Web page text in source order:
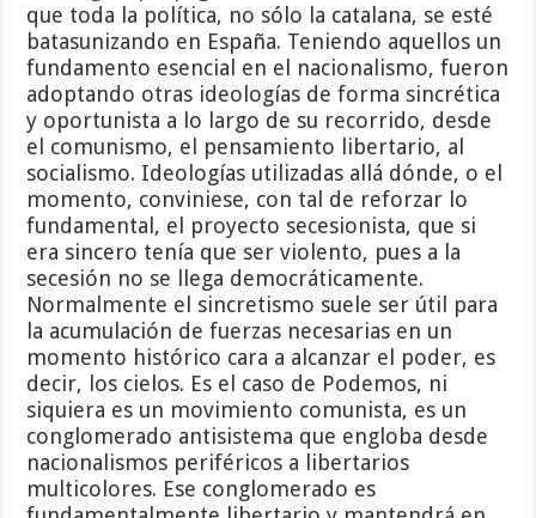
que toda la política, no sólo la catalana, se esté
batasunizando en España. Teniendo aquellos un
fundamento esencial en el nacionalismo, fueron
adoptando otras ideologías de forma sincrética
y oportunista a lo largo de su recorrido, desde
el comunismo, el pensamiento libertario, al
socialismo. Ideologías utilizadas allá dónde, o el
momento, conviniese, con tal de reforzar lo
fundamental, el proyecto secesionista, que si
era sincero tenía que ser violento, pues a la
secesión no se llega democráticamente.
Normalmente el sincretismo suele ser útil para
la acumulación de fuerzas necesarias en un
momento histórico cara a alcanzar el poder, es
decir, los cielos. Es el caso de Podemos, ni
siquiera es un movimiento comunista, es un
conglomerado antisistema que engloba desde
nacionalismos periféricos a libertarios
multicolores. Ese conglomerado es